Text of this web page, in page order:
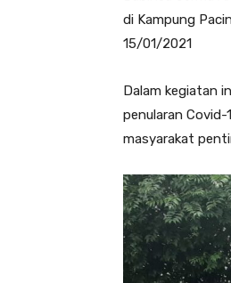
di Kampung
15/01/2021
Dalam kegiatan
penularan
masyarakat